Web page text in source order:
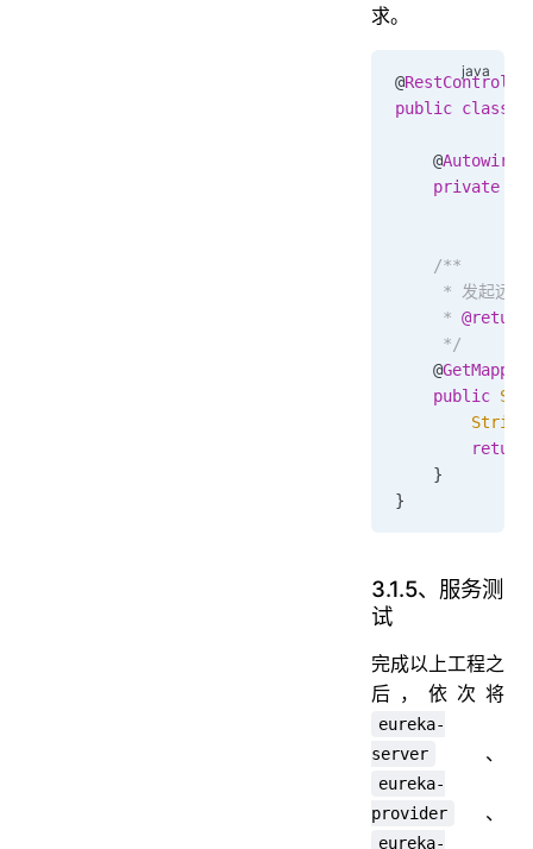
求。
@
public class
    @
Autowired
    private
    /**
* 发起远程
     *
@return
     */
    @
    public
        String
        return
    }
}
3.1.5、服务测
试
完成以上工程之
后，依次将
eureka-
server
、
eureka-
provider
、
eureka-